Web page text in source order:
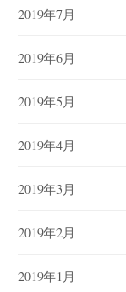
2019年7月
2019年6月
2019年5月
2019年4月
2019年3月
2019年2月
2019年1月